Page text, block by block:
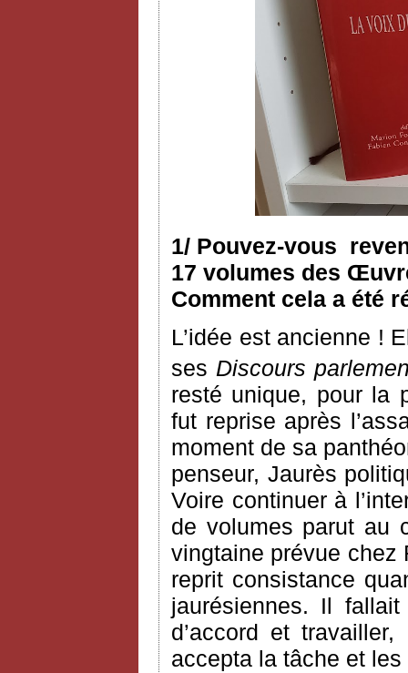
1/ Pouvez-vous
17 volumes des
Comment cela a été
L’idée est ancienne !
ses Discours
resté unique, pour la
fut reprise après
moment de sa
penseur, Jaurès
Voire continuer à
de volumes parut au
vingtaine prévue chez
reprit consistance
jaurésiennes. Il
d’accord et
accepta la tâche et